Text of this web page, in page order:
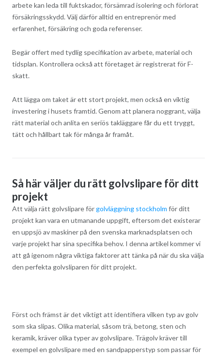
arbete kan leda till fuktskador, försämrad isolering och förlorat
försäkringsskydd. Välj därför alltid en entreprenör med
erfarenhet, försäkring och goda referenser.
Begär offert med tydlig specifikation av arbete, material och
tidsplan. Kontrollera också att företaget är registrerat för F-
skatt.
Att lägga om taket är ett stort projekt, men också en viktig
investering i husets framtid. Genom att planera noggrant, välja
rätt material och anlita en seriös takläggare får du ett tryggt,
tätt och hållbart tak för många år framåt.
Så här väljer du rätt golvslipare för ditt
projekt
Att välja rätt golvslipare förgolvläggning stockholm för ditt
projekt kan vara en utmanande uppgift, eftersom det existerar
en uppsjö av maskiner på den svenska marknadsplatsen och
varje projekt har sina specifika behov. I denna artikel kommer vi
att gå igenom några viktiga faktorer att tänka på när du ska välja
den perfekta golvsliparen för ditt projekt.
Först och främst är det viktigt att identifiera vilken typ av golv
som ska slipas. Olika material, såsom trä, betong, sten och
keramik, kräver olika typer av golvslipare. Trägolv kräver till
exempel en golvslipare med en sandpapperstyp som passar för